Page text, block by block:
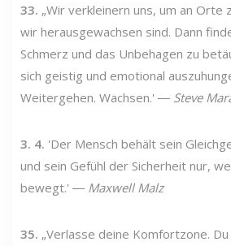
33. „Wir verkleinern uns, um an Orte
wir herausgewachsen sind. Dann
Schmerz und das Unbehagen zu
sich geistig und emotional
Weitergehen. Wachsen.' ― Steve
3. 4. 'Der Mensch behält sein
und sein Gefühl der Sicherheit nur,
bewegt.' ― Maxwell Malz
35. „Verlasse deine Komfortzone.